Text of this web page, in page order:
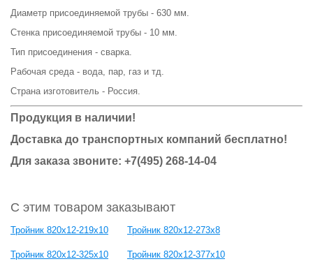
Диаметр присоединяемой трубы - 630 мм.
Стенка присоединяемой трубы - 10 мм.
Тип присоединения - сварка.
Рабочая среда - вода, пар, газ и тд.
Страна изготовитель - Россия.
Продукция в наличии!
Доставка до транспортных компаний бесплатно!
Для заказа звоните: +7(495) 268-14-04
С этим товаром заказывают
Тройник 820x12-219x10 Тройник 820x12-273x8
Тройник 820x12-325x10 Тройник 820x12-377x10